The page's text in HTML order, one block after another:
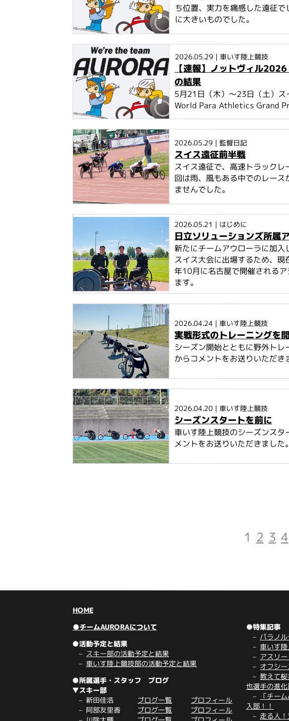
ち位置、実力を痛感した遠征
に大きいものでした。
2026.05.29 | 車いす陸上競技
【速報】ノットヴィル
の結果
5月21日（木）～23日（土）
World Para Athletics Grand
2026.05.29 | 監督日記
スイス遠征前半戦
スイス遠征で、高速トラック
回は雨、風もある中でのレー
ませんでした。
2026.05.21 | はじめに
日立ソリューションズ所属
新たにチームアウローラに加
スイス大会に出場するため、
年10月に名古屋で開催される
ます。
2026.04.24 |車いす陸上競技
実戦形式のトレーニングを
シーズン開始とともに野外ト
からコメントをお送りいただき
2026.04.20 |車いす陸上競技
シーズンスタートを前に
車いす陸上競技のシーズンス
メントをお送りいただきました。
1 2 3 4
HOME
●チームAURORAについて
●活動予定と結果
スキー部の活動予定と結果
車いす陸上競技部の活動予定と結果
●所属選手・スタッフ ブログ
▼スキー部
新田佳浩 ブログ一覧 プロフィール
阿部友里香 ブログ一覧 プロフィール
●特集記事
パラノ
車いす
アスリ
オフシ
教えて
也選手の進
「チー
入部！！
走る人！